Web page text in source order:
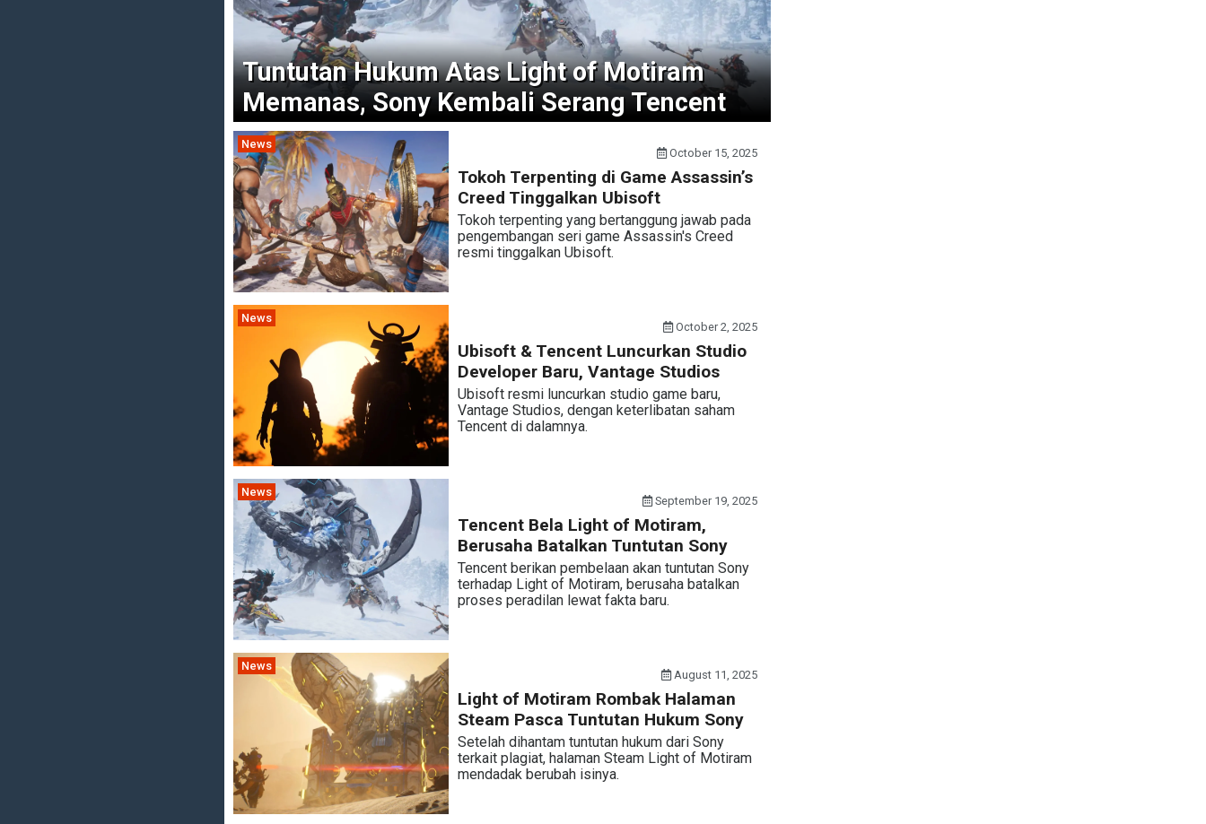
Tuntutan Hukum Atas Light of Motiram
Memanas, Sony Kembali Serang Tencent
News
October 15, 2025
Tokoh Terpenting di Game Assassin’s
Creed Tinggalkan Ubisoft
Tokoh terpenting yang bertanggung jawab pada
pengembangan seri game Assassin's Creed
resmi tinggalkan Ubisoft.
News
October 2, 2025
Ubisoft & Tencent Luncurkan Studio
Developer Baru, Vantage Studios
Ubisoft resmi luncurkan studio game baru,
Vantage Studios, dengan keterlibatan saham
Tencent di dalamnya.
News
September 19, 2025
Tencent Bela Light of Motiram,
Berusaha Batalkan Tuntutan Sony
Tencent berikan pembelaan akan tuntutan Sony
terhadap Light of Motiram, berusaha batalkan
proses peradilan lewat fakta baru.
News
August 11, 2025
Light of Motiram Rombak Halaman
Steam Pasca Tuntutan Hukum Sony
Setelah dihantam tuntutan hukum dari Sony
terkait plagiat, halaman Steam Light of Motiram
mendadak berubah isinya.